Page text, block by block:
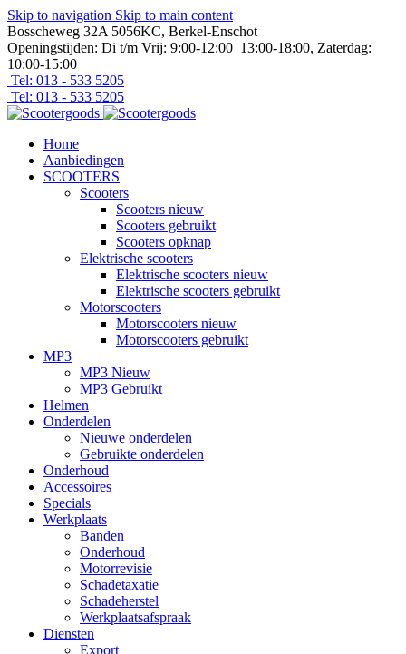
Skip to navigation Skip to main content
Bosscheweg 32A 5056KC, Berkel-Enschot
Openingstijden: Di t/m Vrij: 9:00-12:00 13:00-18:00, Zaterdag:
10:00-15:00
Tel: 013 - 533 5205
Tel: 013 - 533 5205
Home
Aanbiedingen
SCOOTERS
Scooters
Scooters nieuw
Scooters gebruikt
Scooters opknap
Elektrische scooters
Elektrische scooters nieuw
Elektrische scooters gebruikt
Motorscooters
Motorscooters nieuw
Motorscooters gebruikt
MP3
MP3 Nieuw
MP3 Gebruikt
Helmen
Onderdelen
Nieuwe onderdelen
Gebruikte onderdelen
Onderhoud
Accessoires
Specials
Werkplaats
Banden
Onderhoud
Motorrevisie
Schadetaxatie
Schadeherstel
Werkplaatsafspraak
Diensten
Export